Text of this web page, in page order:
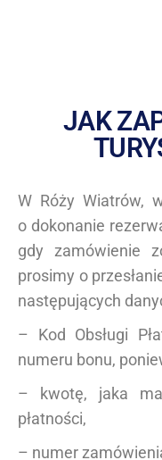
JAK
W Róży Wiatrów,
o dokonanie
gdy zamówienie
prosimy o
następujących
– Kod Obsługi
numeru bonu,
– kwotę, jaka
płatności,
– numer